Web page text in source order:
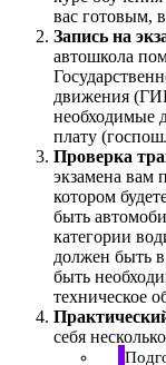
вас готовым,
Запись на
автошкола
движения
необходимые
плату
Проверка
экзамена вам
котором
быть
категории
должен быть
быть
техническое
себя